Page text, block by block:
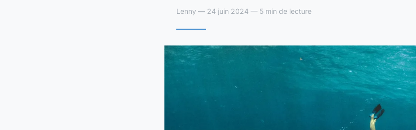
Lenny — 24 juin 2024 — 5 min de lecture